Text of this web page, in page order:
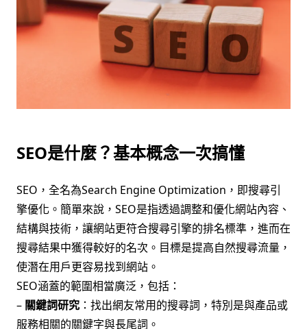
SEO是什麼？基本概念一次搞懂
SEO，全名為Search Engine Optimization，即搜尋引
擎優化。簡單來說，SEO是指透過調整和優化網站內容、
結構與技術，讓網站更符合搜尋引擎的排名標準，進而在
搜尋結果中獲得較好的名次。目標是提高自然搜尋流量，
使潛在用戶更容易找到網站。
SEO涵蓋的範圍相當廣泛，包括：
– 關鍵詞研究 ：找出網友常用的搜尋詞，特別是與產品或
服務相關的關鍵字與長尾詞。